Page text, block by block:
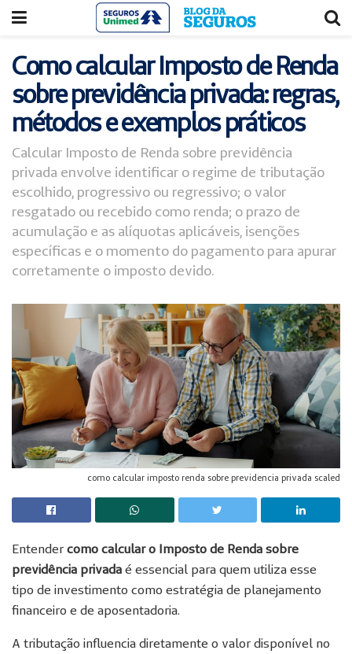
Como calcular Imposto de Renda
sobre previdência privada: regras,
métodos e exemplos práticos
Calcular Imposto de Renda sobre previdência
privada envolve identificar o regime de tributação
escolhido, progressivo ou regressivo; o valor
resgatado ou recebido como renda; o prazo de
acumulação e as alíquotas aplicáveis, isenções
específicas e o momento do pagamento para apurar
corretamente o imposto devido.
como calcular imposto renda sobre previdencia privada scaled
Entender como calcular o Imposto de Renda sobre
previdência privada é essencial para quem utiliza esse
tipo de investimento como estratégia de planejamento
financeiro e de aposentadoria.
A tributação influencia diretamente o valor disponível no